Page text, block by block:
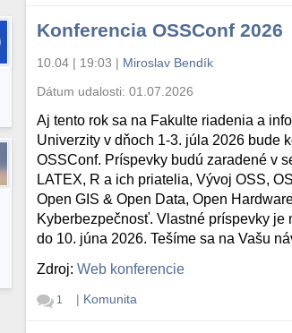
Konferencia OSSConf 2026
10.04 | 19:03 | Miroslav Bendík
Dátum udalosti:01.07.2026
Aj tento rok sa na Fakulte riadenia a
Univerzity v dňoch 1-3. júla 2026 bude
OSSConf. Príspevky budú zaradené v
LATEX, R a ich priatelia, Vývoj OSS,
Open GIS & Open Data, Open
Kyberbezpečnosť. Vlastné príspevky je
do 10. júna 2026. Tešíme sa na Vašu
Zdroj:Web konferencie
1 | Komunita